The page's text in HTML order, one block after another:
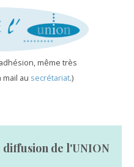
même très
au secrétariat.)
de l'UNION